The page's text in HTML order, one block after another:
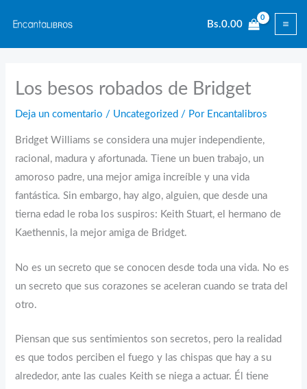
contenido
Bs.0.00
Los besos robados de Bridget
Deja un comentario / Uncategorized / Por Encantalibros
Bridget Williams se considera una mujer independiente,
racional, madura y afortunada. Tiene un buen trabajo, un
amoroso padre, una mejor amiga increíble y una vida
fantástica. Sin embargo, hay algo, alguien, que desde una
tierna edad le roba los suspiros: Keith Stuart, el hermano de
Kaethennis, la mejor amiga de Bridget.
No es un secreto que se conocen desde toda una vida. No es
un secreto que sus corazones se aceleran cuando se trata del
otro.
Piensan que sus sentimientos son secretos, pero la realidad
es que todos perciben el fuego y las chispas que hay a su
alrededor, ante las cuales Keith se niega a actuar. Él tiene